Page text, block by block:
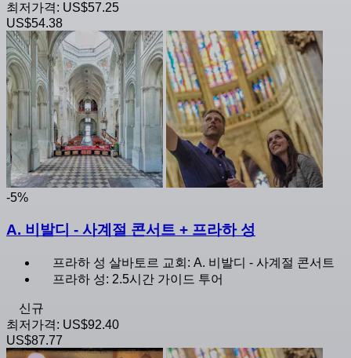
최저가격: US$57.25
US$54.38
-5%
A. 비발디 - 사계절 콘서트 + 프라하 성
프라하 성 살바토르 교회: A. 비발디 - 사계절 콘서트
프라하 성: 2.5시간 가이드 투어
신규
최저가격: US$92.40
US$87.77